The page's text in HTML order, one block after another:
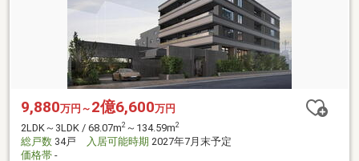
9,880万円～ 2億6,600万円
2LDK～3LDK / 68.07m2 ～134.59m2
総戸数 34戸 入居可能時期 2027年7月末予定
価格帯 -